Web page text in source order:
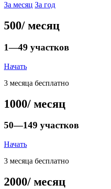
За месяц За год
500/ месяц
1—49 участков
Начать
3 месяца бесплатно
1000/ месяц
50—149 участков
Начать
3 месяца бесплатно
2000/ месяц